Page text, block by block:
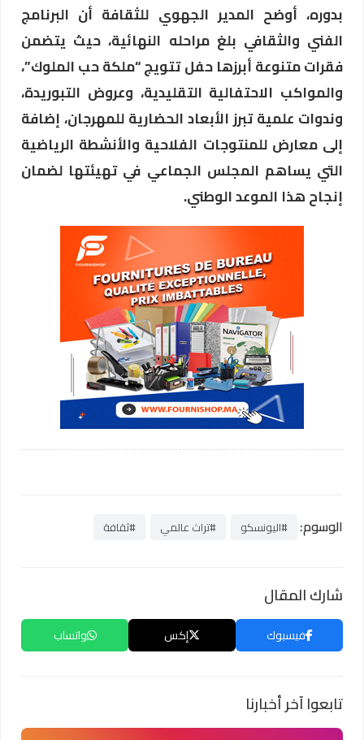
بدوره، أوضح المدير الجهوي للثقافة أن البرنامج
الفني والثقافي بلغ مراحله النهائية، حيث يتضمن
فقرات متنوعة أبرزها حفل تتويج “ملكة حب الملوك”،
والمواكب الاحتفالية التقليدية، وعروض التبوريدة،
وندوات علمية تبرز الأبعاد الحضارية للمهرجان، إضافة
إلى معارض للمنتوجات الفلاحية والأنشطة الرياضية
التي يساهم المجلس الجماعي في تهيئتها لضمان
إنجاح هذا الموعد الوطني.
الوسوم: #اليونسكو #تراث عالمي #ثقافة
شارك المقال
فيسبوك إكس واتساب
تابعوا آخر أخبارنا